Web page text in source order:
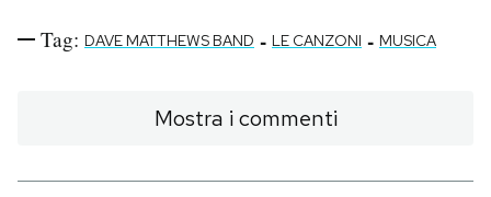
Tag: DAVE MATTHEWS BAND - LE CANZONI - MUSICA
Mostra i commenti